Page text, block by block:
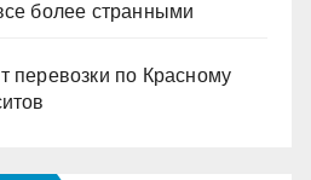
более странными
перевозки по Красному